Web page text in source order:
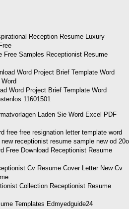
Free Samples Receptionist Resume
Word Project Brief Template Word
11601501
Laden Sie Word Excel PDF
Free Download Receptionist Resume
Collection Receptionist Resume